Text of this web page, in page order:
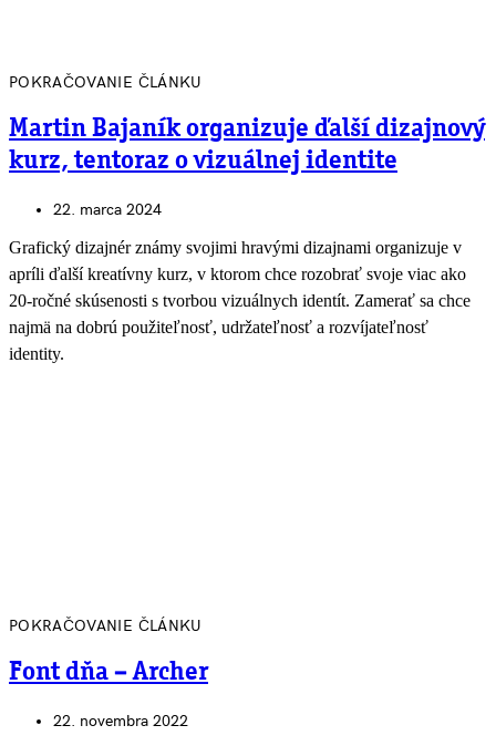
POKRAČOVANIE ČLÁNKU
Martin Bajaník organizuje ďalší dizajnový
kurz, tentoraz o vizuálnej identite
22. marca 2024
Grafický dizajnér známy svojimi hravými dizajnami organizuje v
apríli ďalší kreatívny kurz, v ktorom chce rozobrať svoje viac ako
20-ročné skúsenosti s tvorbou vizuálnych identít. Zamerať sa chce
najmä na dobrú použiteľnosť, udržateľnosť a rozvíjateľnosť
identity.
POKRAČOVANIE ČLÁNKU
Font dňa – Archer
22. novembra 2022